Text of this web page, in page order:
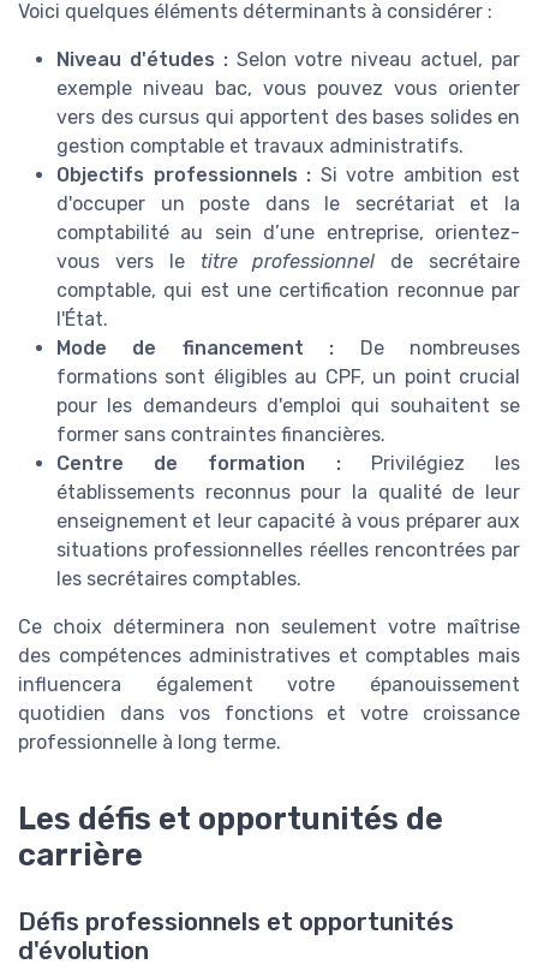
Voici quelques éléments déterminants à considérer :
Niveau d'études :Selon votre niveau actuel, par
exemple niveau bac, vous pouvez vous orienter
vers des cursus qui apportent des bases solides en
gestion comptable et travaux administratifs.
Objectifs professionnels : Si votre ambition est
d'occuper un poste dans le secrétariat et la
comptabilité au sein d’une entreprise, orientez-
vous vers le titre professionnel de secrétaire
comptable, qui est une certification reconnue par
l'État.
Mode de financement : De nombreuses
formations sont éligibles au CPF, un point crucial
pour les demandeurs d'emploi qui souhaitent se
former sans contraintes financières.
Centre de formation :Privilégiez les
établissements reconnus pour la qualité de leur
enseignement et leur capacité à vous préparer aux
situations professionnelles réelles rencontrées par
les secrétaires comptables.
Ce choix déterminera non seulement votre maîtrise
des compétences administratives et comptables mais
influencera également votre épanouissement
quotidien dans vos fonctions et votre croissance
professionnelle à long terme.
Les défis et opportunités de
carrière
Défis professionnels et opportunités
d'évolution